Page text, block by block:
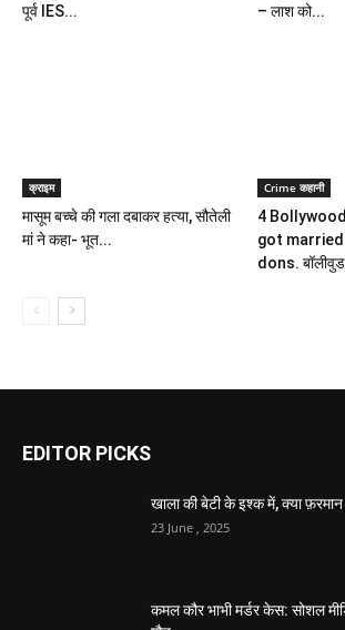
पूर्व IES...
– लाश को...
क्राइम
मासूम बच्चे की गला दबाकर हत्या, सौतेली
मां ने कहा- भूत...
Crime कहानी
4
got
dons.
EDITOR PICKS
खाला की बेटी के इश्क में, क्या फ़रमान
23 June , 2025
कमल कौर भाभी मर्डर केस: सोशल